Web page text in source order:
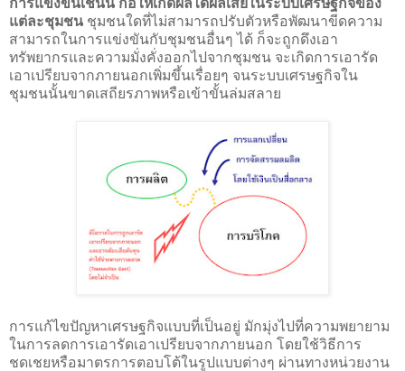
แต่ละชุมชน ชุมชนใดที่ไม่สามารถปรับตัวหรือพัฒนาขีดความ
สามารถในการแข่งขันกับชุมชนอื่นๆ ได้ ก็จะถูกดึงเอา
ทรัพยากรและความมั่งคั่งออกไปจากชุมชน จะเกิดการเอารัด
เอาเปรียบจากภายนอกเพิ่มขึ้นเรื่อยๆ จนระบบเศรษฐกิจใน
ชุมชนนั้นขาดเสถียรภาพหรือเข้าขั้นล่มสลาย
การแก้ไขปัญหาเศรษฐกิจแบบที่เป็นอยู่ มักมุ่งไปที่ความพยายาม
ในการลดการเอารัดเอาเปรียบจากภายนอก โดยใช้วิธีการ
ชดเชยหรือมาตรการตอบโต้ในรูปแบบต่างๆ ผ่านทางหน่วยงาน